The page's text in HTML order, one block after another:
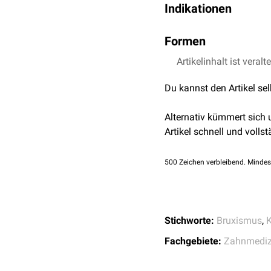
Wirkungbasiert auf
neuromuskulären
Indikationen
Myopathien
Arthropathien
Sonstiges
Formen
Die
Eckzahnführungbei
geeignet. Ihr Einsatz
Reflexschiene
Die
Schienendesign, das
Artikelinhalt ist
Du kannst den Artikel
Alternativ kümmert sich
Artikel schnell und
500 Zeichen verbleibend.
Stichworte: Bruxismus,
Fachgebiete: